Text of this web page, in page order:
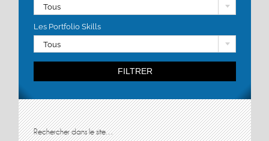
Tous
Les Portfolio Skills
Tous
FILTRER
Rechercher dans le site…